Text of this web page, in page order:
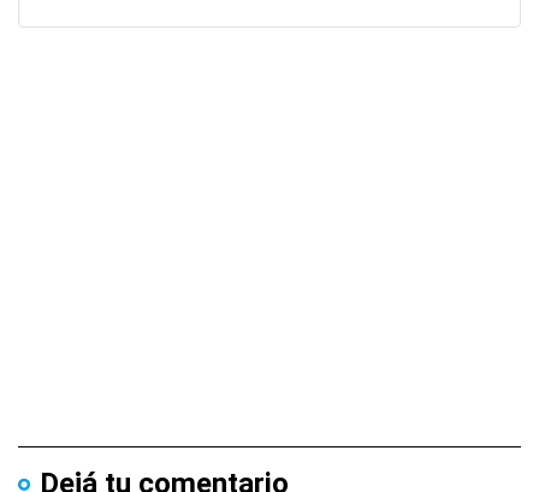
Dejá tu comentario